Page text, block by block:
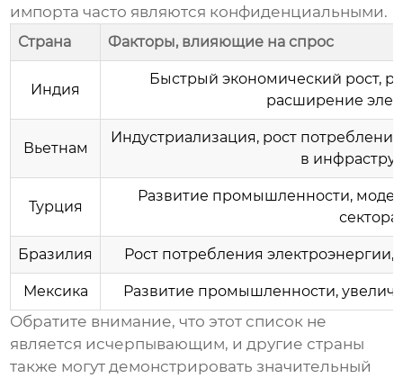
импорта часто являются конфиденциальными.
Страна Факторы, влияющие на спрос
Индия
Быстрый экономический рост,
расширение
Вьетнам
Индустриализация, рост
в
Турция
Развитие промышленности,
сектора.
Бразилия Рост потребления
Мексика Развитие промышленности,
Обратите внимание, что этот список не
является исчерпывающим, и другие страны
также могут демонстрировать значительный